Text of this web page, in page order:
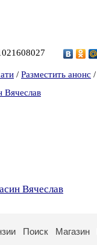
/ Разместить анонс /
Вячеслав
Вячеслав
Поиск Магазин